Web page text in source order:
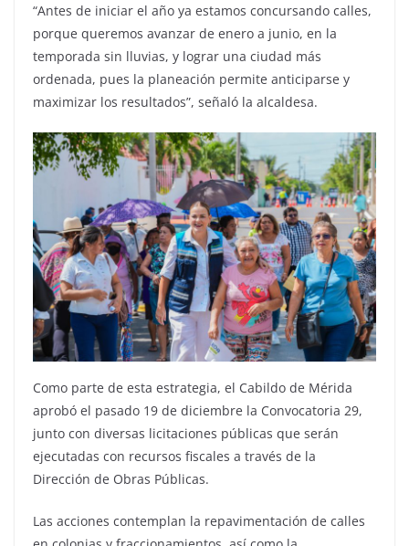
“Antes de iniciar el año ya estamos concursando calles,
porque queremos avanzar de enero a junio, en la
temporada sin lluvias, y lograr una ciudad más
ordenada, pues la planeación permite anticiparse y
maximizar los resultados”, señaló la alcaldesa.
Como parte de esta estrategia, el Cabildo de Mérida
aprobó el pasado 19 de diciembre la Convocatoria 29,
junto con diversas licitaciones públicas que serán
ejecutadas con recursos fiscales a través de la
Dirección de Obras Públicas.
Las acciones contemplan la repavimentación de calles